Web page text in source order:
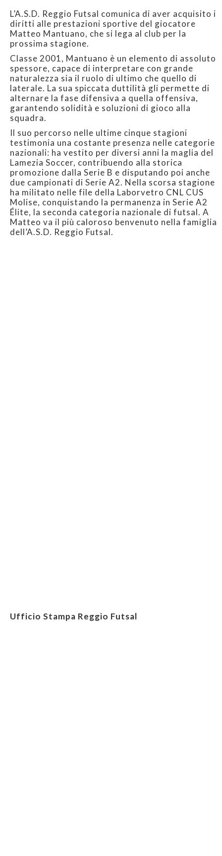
L’A.S.D. Reggio Futsal comunica di aver acquisito i
diritti alle prestazioni sportive del giocatore
Matteo Mantuano, che si lega al club per la
prossima stagione.
Classe 2001, Mantuano è un elemento di assoluto
spessore, capace di interpretare con grande
naturalezza sia il ruolo di ultimo che quello di
laterale. La sua spiccata duttilità gli permette di
alternare la fase difensiva a quella offensiva,
garantendo solidità e soluzioni di gioco alla
squadra.
Il suo percorso nelle ultime cinque stagioni
testimonia una costante presenza nelle categorie
nazionali: ha vestito per diversi anni la maglia del
Lamezia Soccer, contribuendo alla storica
promozione dalla Serie B e disputando poi anche
due campionati di Serie A2. Nella scorsa stagione
ha militato nelle file della Laborvetro CNL CUS
Molise, conquistando la permanenza in Serie A2
Élite, la seconda categoria nazionale di futsal. A
Matteo va il più caloroso benvenuto nella famiglia
dell’A.S.D. Reggio Futsal.
Ufficio Stampa Reggio Futsal